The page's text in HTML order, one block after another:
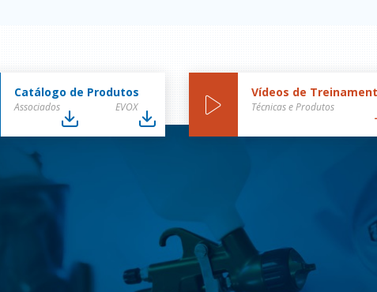
Catálogo de Produtos
Associados EVOX
Vídeos de
Técnicas e Produtos